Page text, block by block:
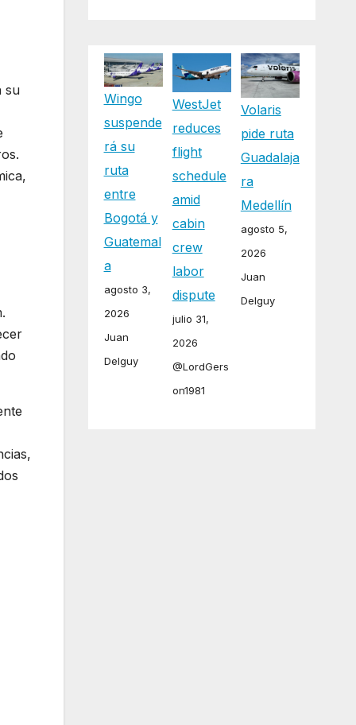
su
Wingo
suspende
rá su
ruta
entre
Bogotá y
Guatemal
a
agosto 3,
2026
Juan
Delguy
WestJet
reduces
flight
schedule
amid
cabin
crew
labor
dispute
julio 31,
2026
@LordGers
on1981
Volaris
pide ruta
Guadalaja
ra
Medellín
agosto 5,
2026
Juan
Delguy